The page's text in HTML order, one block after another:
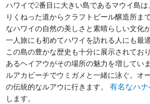
ハワイで2番目に大きい島であるマウイ島
りくねった道からクラフトビール醸造所ま
なハワイの自然の美しさと素晴らしい文化
一人旅にも初めてハワイを訪れる人にも最
この島の豊かな歴史も十分に展示されてお
あるヘイアウがその場所の魅力を増してい
ルアカビーチでウミガメと一緒に泳ぐ。オ
の伝統的なルアウに行きます。 有名なハ
します。